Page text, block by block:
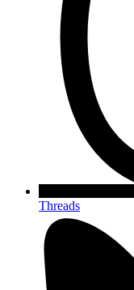
Threads